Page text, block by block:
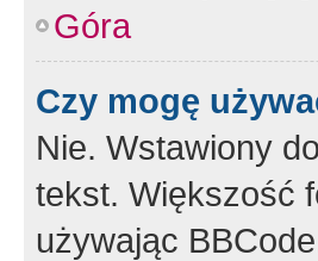
Góra
Czy mogę
Nie. Wstawiony
tekst. Większość
używając